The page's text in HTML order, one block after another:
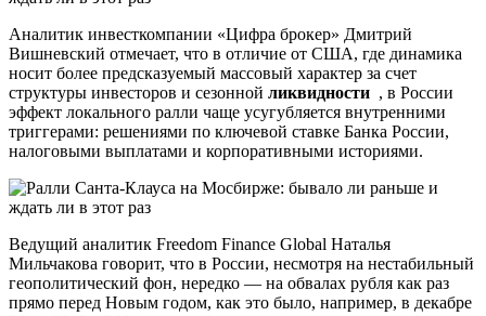
Аналитик инвесткомпании «Цифра брокер» Дмитрий
Вишневский отмечает, что в отличие от США, где динамика
носит более предсказуемый массовый характер за счет
структуры инвесторов и сезонной ликвидности , в России
эффект локального ралли чаще усугубляется внутренними
триггерами: решениями по ключевой ставке Банка России,
налоговыми выплатами и корпоративными историями.
Ведущий аналитик Freedom Finance Global Наталья
Мильчакова говорит, что в России, несмотря на нестабильный
геополитический фон, нередко — на обвалах рубля как раз
прямо перед Новым годом, как это было, например, в декабре